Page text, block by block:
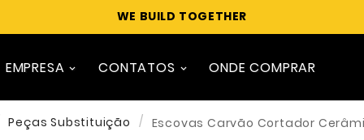
WE BUILD TOGETHER
EMPRESA CONTATOS ONDE COMPRAR
Peças Substituição Escovas Carvão Cortador